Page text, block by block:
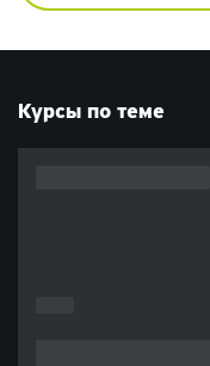
Курсы по теме